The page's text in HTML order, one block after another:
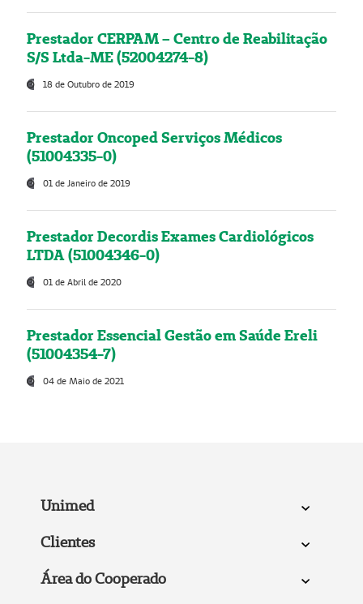
Prestador CERPAM – Centro de Reabilitação
S/S Ltda-ME (52004274-8)
18 de Outubro de 2019
Prestador Oncoped Serviços Médicos
(51004335-0)
01 de Janeiro de 2019
Prestador Decordis Exames Cardiológicos
LTDA (51004346-0)
01 de Abril de 2020
Prestador Essencial Gestão em Saúde Ereli
(51004354-7)
04 de Maio de 2021
Unimed
Clientes
Área do Cooperado